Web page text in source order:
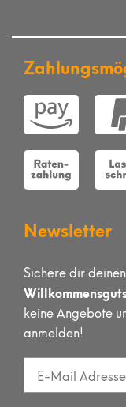
Newsletter
Sichere dir
keine Angebote
anmelden!